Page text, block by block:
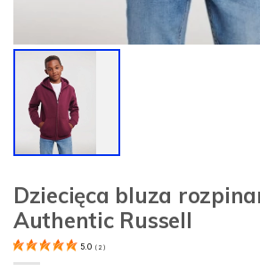
Dziecięca bluza
Authentic Russell
5.0 ( 2 )